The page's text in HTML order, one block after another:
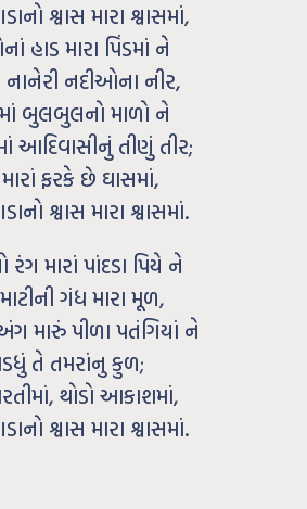
શ્વાસ મારા શ્વાસમાં,
હાડ મારા પિંડમાં ને
નાનેરી નદીઓના નીર,
બુલબુલનો માળો ને
આદિવાસીનું તીણું તીર;
ફરકે છે ઘાસમાં,
શ્વાસ મારા શ્વાસમાં.
મારાં પાંદડા પિયે ને
ગંધ મારા મૂળ,
મારું પીળા પતંગિયાં ને
તે તમરાંનુ કુળ;
થોડો આકાશમાં,
શ્વાસ મારા શ્વાસમાં.